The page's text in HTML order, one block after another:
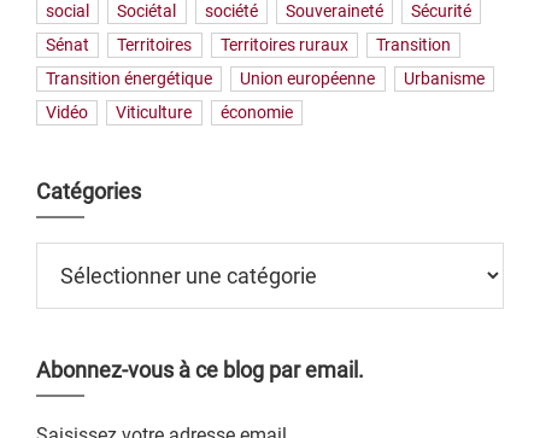
social
Sociétal société Souveraineté
Sécurité
Sénat
Territoires Territoires ruraux
Transition
Transition énergétique
Union européenne
Urbanisme
Vidéo
Viticulture économie
Catégories
Abonnez-vous à ce blog par email.